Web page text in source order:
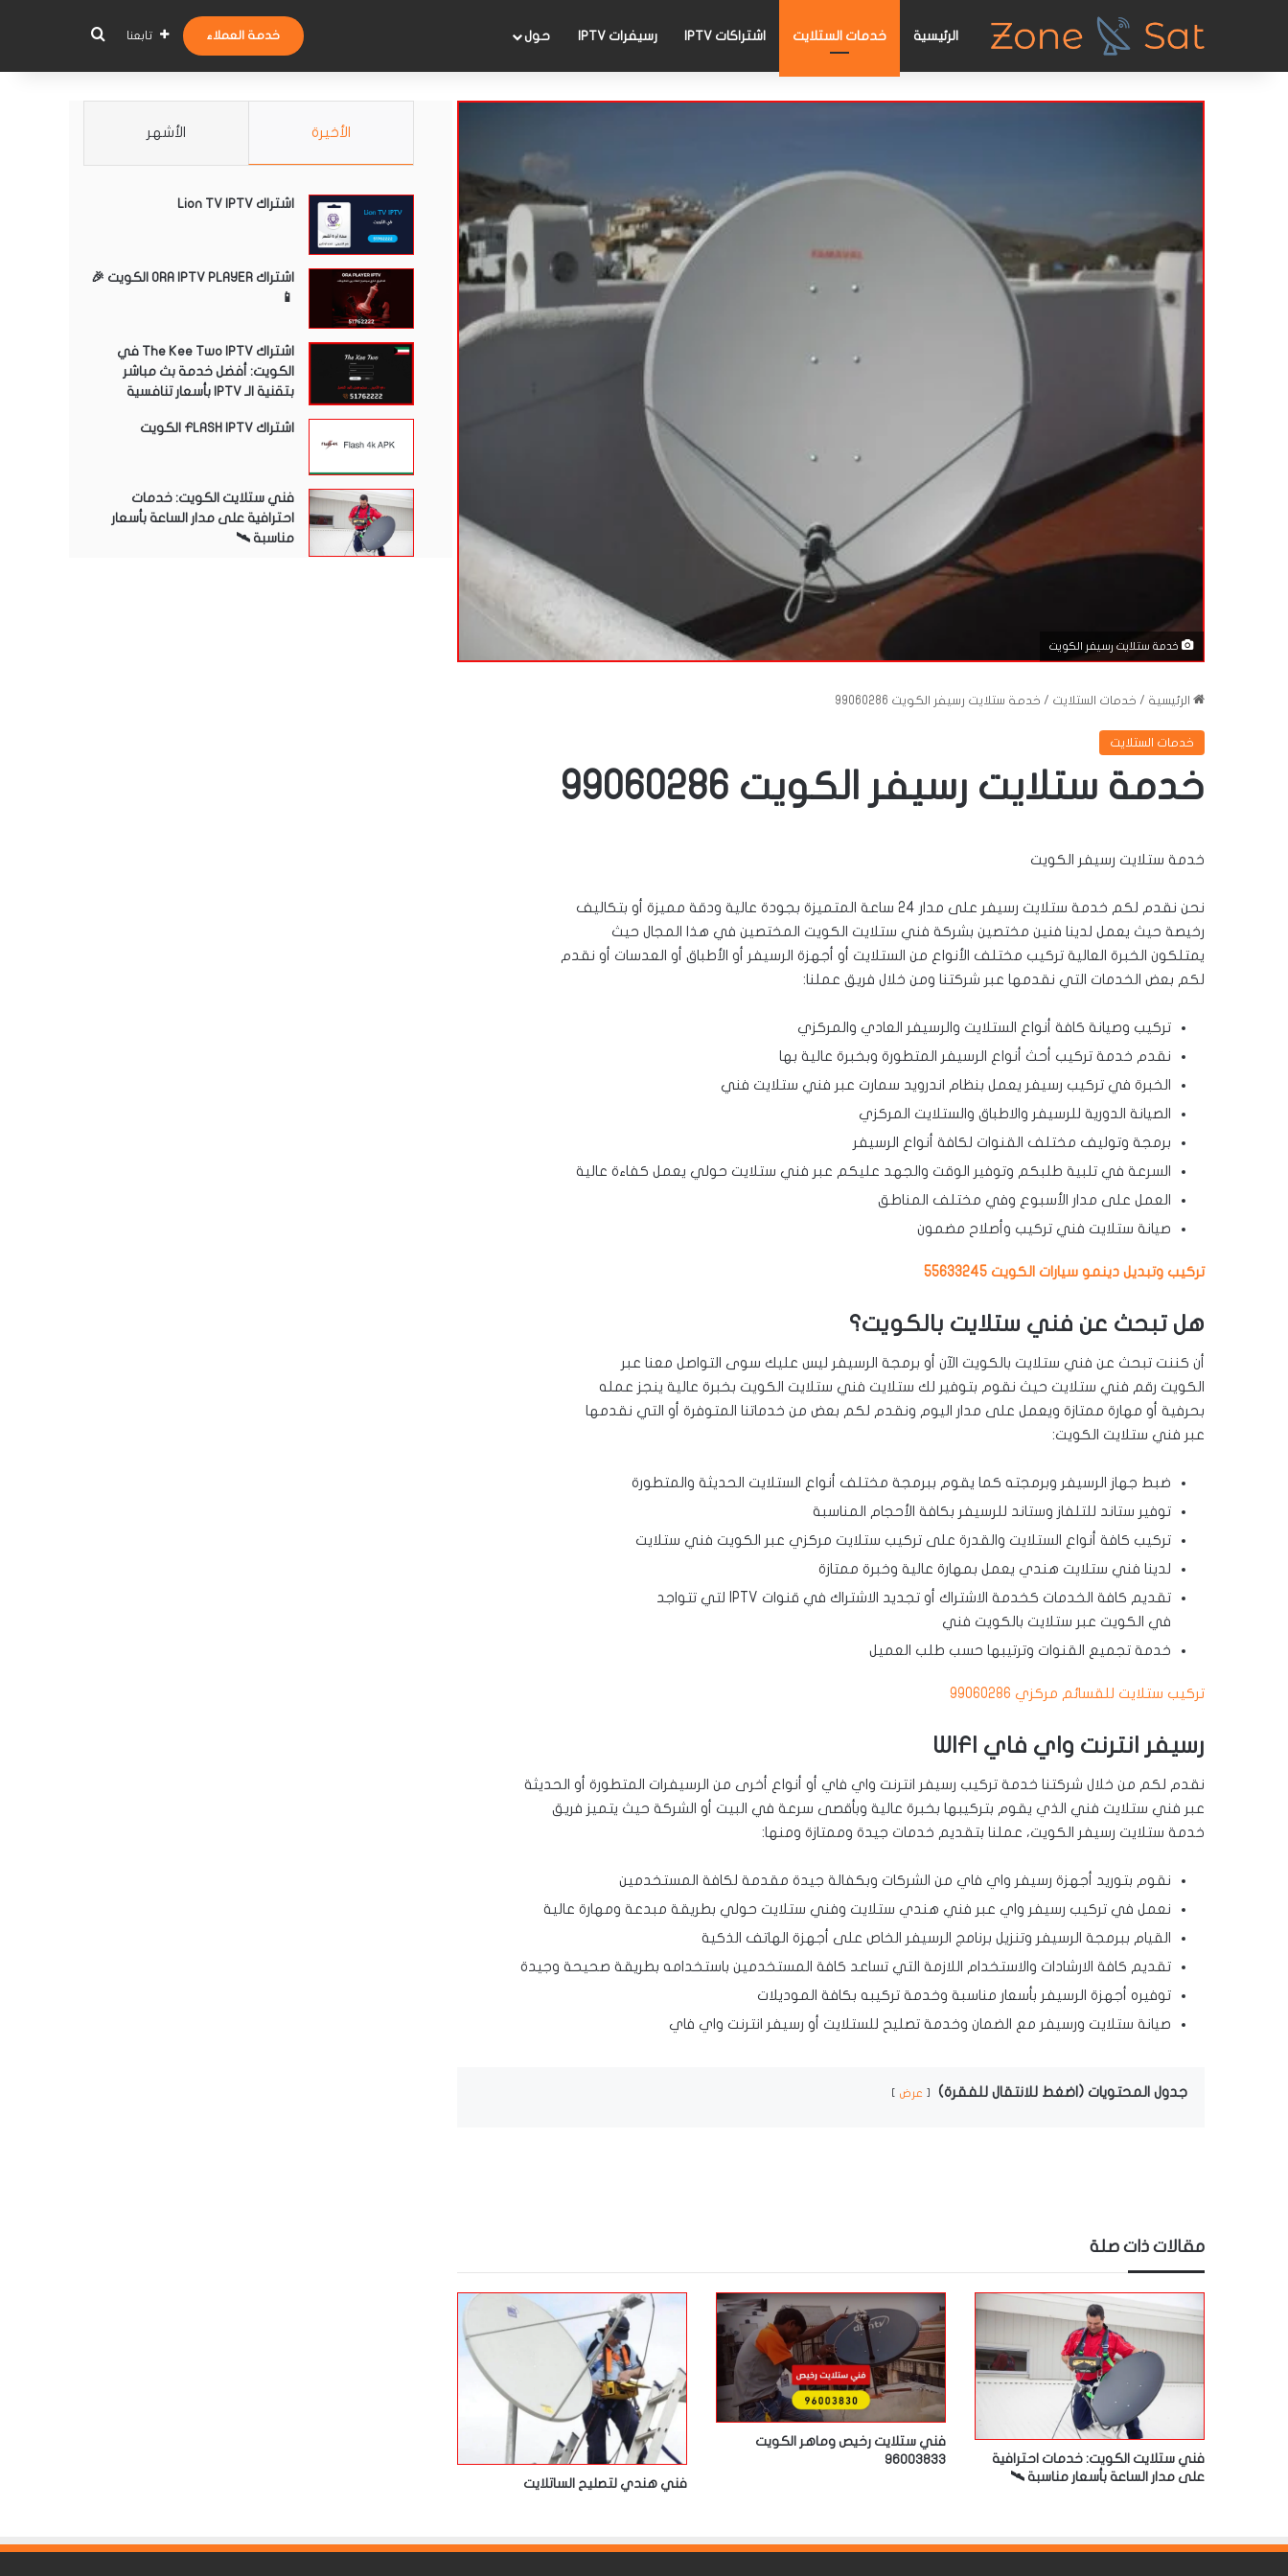
الرئيسية خدمات الستلايت اشتراكات IPTV رسيفرات IPTV حول خدمة العملاء تابعنا بحث عن
خدمة ستلايت رسيفر الكويت
الرئيسية / خدمات الستلايت / خدمة ستلايت رسيفر الكويت 99060286
خدمات الستلايت
خدمة ستلايت رسيفر الكويت 99060286
خدمة ستلايت رسيفر الكويت
نحن نقدم لكم خدمة ستلايت رسيفر على مدار 24 ساعة المتميزة بجودة عالية ودقة مميزة أو بتكاليف
رخيصة حيث يعمل لدينا فنين مختصين بشركة فني ستلايت الكويت المختصين في هذا المجال حيث
يمتلكون الخبرة العالية تركيب مختلف الأنواع من الستلايت أو أجهزة الرسيفر أو الأطباق أو العدسات أو نقدم
لكم بعض الخدمات التي نقدمها عبر شركتنا ومن خلال فريق عملنا:
تركيب وصيانة كافة أنواع الستلايت والرسيفر العادي والمركزي
نقدم خدمة تركيب أحث أنواع الرسيفر المتطورة وبخبرة عالية بها
الخبرة في تركيب رسيفر يعمل بنظام اندرويد سمارت عبر فني ستلايت فني
الصيانة الدورية للرسيفر والاطباق والستلايت المركزي
برمجة وتوليف مختلف القنوات لكافة أنواع الرسيفر
السرعة في تلبية طلبكم وتوفير الوقت والجهد عليكم عبر فني ستلايت حولي يعمل كفاءة عالية
العمل على مدار الأسبوع وفي مختلف المناطق
صيانة ستلايت فني تركيب وأصلاح مضمون
تركيب وتبديل دينمو سيارات الكويت 55633245
هل تبحث عن فني ستلايت بالكويت؟
أن كننت تبحث عن فني ستلايت بالكويت الآن أو برمجة الرسيفر ليس عليك سوى التواصل معنا عبر
الكويت رقم فني ستلايت حيث نقوم بتوفير لك ستلايت فني ستلايت الكويت بخبرة عالية ينجز عمله
بحرفية أو مهارة ممتازة ويعمل على مدار اليوم ونقدم لكم بعض من خدماتنا المتوفرة أو التي نقدمها
عبر فني ستلايت الكويت:
ضبط جهاز الرسيفر وبرمجته كما يقوم ببرمجة مختلف أنواع الستلايت الحديثة والمتطورة
توفير ستاند للتلفاز وستاند للرسيفر بكافة الأحجام المناسبة
تركيب كافة أنواع الستلايت والقدرة على تركيب ستلايت مركزي عبر الكويت فني ستلايت
لدينا فني ستلايت هندي يعمل بمهارة عالية وخبرة ممتازة
تقديم كافة الخدمات كخدمة الاشتراك أو تجديد الاشتراك في قنوات IPTV لتي تتواجد
في الكويت عبر ستلايت بالكويت فني
خدمة تجميع القنوات وترتيبها حسب طلب العميل
تركيب ستلايت للقسائم مركزي 99060286
رسيفر انترنت واي فاي
نقدم لكم من خلال شركتنا خدمة تركيب رسيفر انترنت واي فاي أو أنواع أخرى من الرسيفرات المتطورة أو الحديثة
عبر فني ستلايت فني الذي يقوم بتركيبها بخبرة عالية وبأقصى سرعة في البيت أو الشركة حيث يتميز فريق
خدمة ستلايت رسيفر الكويت، عملنا بتقديم خدمات جيدة وممتازة ومنها:
نقوم بتوريد أجهزة رسيفر واي فاي من الشركات وبكفالة جيدة مقدمة لكافة المستخدمين
نعمل في تركيب رسيفر واي عبر فني هندي ستلايت وفني ستلايت حولي بطريقة مبدعة ومهارة عالية
القيام ببرمجة الرسيفر وتنزيل برنامج الرسيفر الخاص على أجهزة الهاتف الذكية
تقديم كافة الارشادات والاستخدام اللازمة التي تساعد كافة المستخدمين باستخدامه بطريقة صحيحة وجيدة
توفيره أجهزة الرسيفر بأسعار مناسبة وخدمة تركيبه بكافة الموديلات
صيانة ستلايت ورسيفر مع الضمان وخدمة تصليح للستلايت أو رسيفر انترنت واي فاي
جدول المحتويات (اضغط للانتقال للفقرة) عرض
مقالات ذات صلة
فني ستلايت الكويت: خدمات احترافية
على مدار الساعة بأسعار مناسبة 🛰️
فني ستلايت رخيص وماهر الكويت
96003833
فني هندي لتصليح الساتلايت
الأخيرة الأشهر
اشتراك Lion TV IPTV
اشتراك ORA IPTV PLAYER الكويت 🎉
📱
اشتراك The Kee Two IPTV في
الكويت: أفضل خدمة بث مباشر
بتقنية الـ IPTV بأسعار تنافسية
اشتراك FLASH IPTV الكويت
فني ستلايت الكويت: خدمات
احترافية على مدار الساعة بأسعار
مناسبة 🛰️